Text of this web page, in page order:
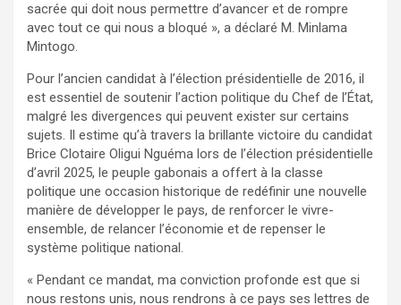
sacrée qui doit nous permettre d’avancer et de rompre
avec tout ce qui nous a bloqué », a déclaré M. Minlama
Mintogo.
Pour l’ancien candidat à l’élection présidentielle de 2016, il
est essentiel de soutenir l’action politique du Chef de l’État,
malgré les divergences qui peuvent exister sur certains
sujets. Il estime qu’à travers la brillante victoire du candidat
Brice Clotaire Oligui Nguéma lors de l’élection présidentielle
d’avril 2025, le peuple gabonais a offert à la classe
politique une occasion historique de redéfinir une nouvelle
manière de développer le pays, de renforcer le vivre-
ensemble, de relancer l’économie et de repenser le
système politique national.
« Pendant ce mandat, ma conviction profonde est que si
nous restons unis, nous rendrons à ce pays ses lettres de